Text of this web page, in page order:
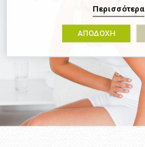
Περισσότερα
ΑΠΟΔΟΧΗ